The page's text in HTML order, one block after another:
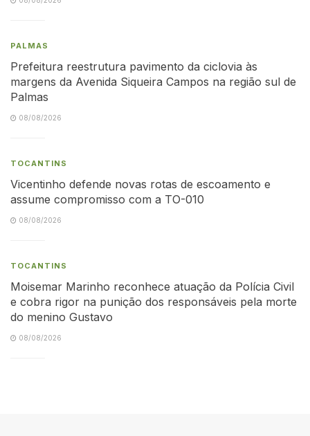
PALMAS
Prefeitura reestrutura pavimento da ciclovia às
margens da Avenida Siqueira Campos na região sul de
Palmas
08/08/2026
TOCANTINS
Vicentinho defende novas rotas de escoamento e
assume compromisso com a TO-010
08/08/2026
TOCANTINS
Moisemar Marinho reconhece atuação da Polícia Civil
e cobra rigor na punição dos responsáveis pela morte
do menino Gustavo
08/08/2026